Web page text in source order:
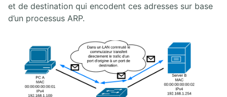
et de destination qui encodent ces adresses sur base
d’un processus ARP.